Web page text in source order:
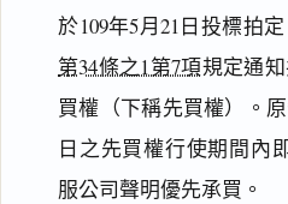
於109年5月21日投標拍
第34條之1第7項規定通
買權（下稱先買權）。
日之先買權行使期間內
服公司聲明優先承買。